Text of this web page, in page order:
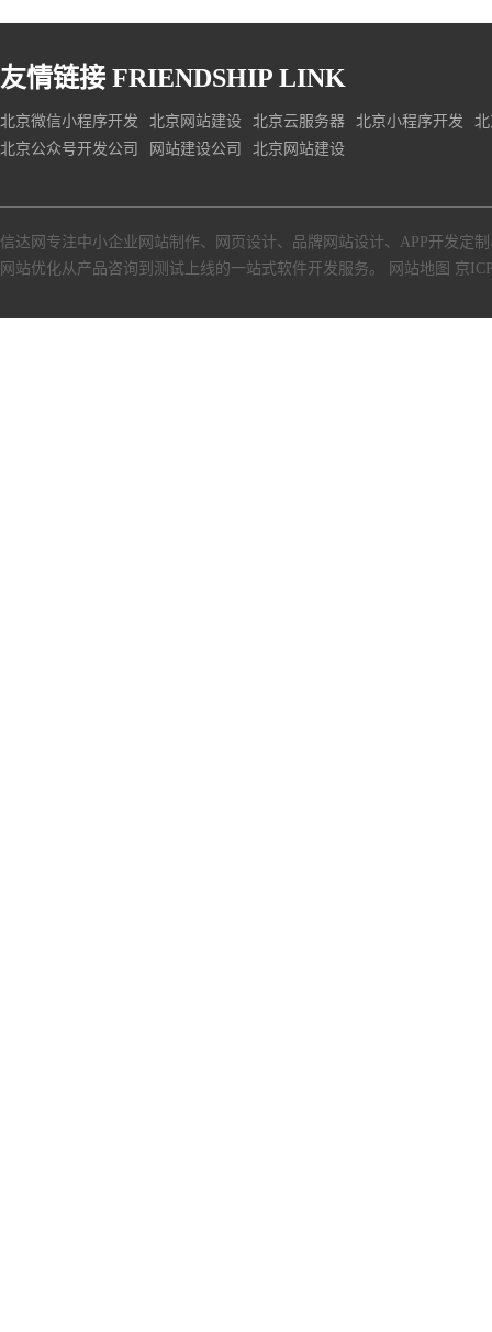
友情链接 FRIENDSHIP LINK
北京微信小程序开发 北京网站建设 北京云服务器 北京小程序开发
北京公众号开发公司
网站建设公司 北京网站建设
信达网专注中小企业网站制作、 网页设计、 品牌网站设计、 APP开发定制
网站优化从产品咨询到测试上线的一站式软件开发服务。
网站地图 京